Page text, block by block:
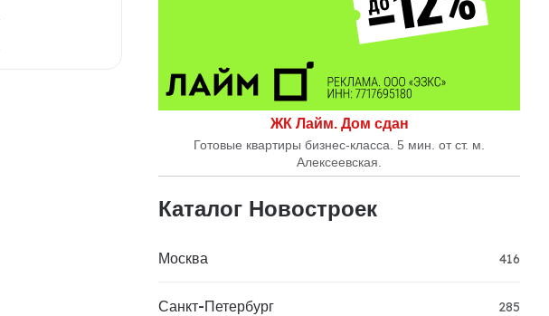
ЖК Лайм. Дом сдан
Готовые квартиры бизнес-класса. 5 мин. от ст. м.
Алексеевская.
Каталог Новостроек
Москва 416
Санкт-Петербург 285